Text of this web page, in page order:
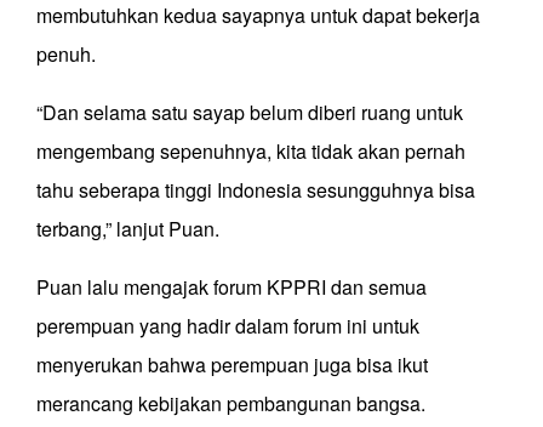
membutuhkan kedua sayapnya untuk dapat bekerja
penuh.
“Dan selama satu sayap belum diberi ruang untuk
mengembang sepenuhnya, kita tidak akan pernah
tahu seberapa tinggi Indonesia sesungguhnya bisa
terbang,” lanjut Puan.
Puan lalu mengajak forum KPPRI dan semua
perempuan yang hadir dalam forum ini untuk
menyerukan bahwa perempuan juga bisa ikut
merancang kebijakan pembangunan bangsa.